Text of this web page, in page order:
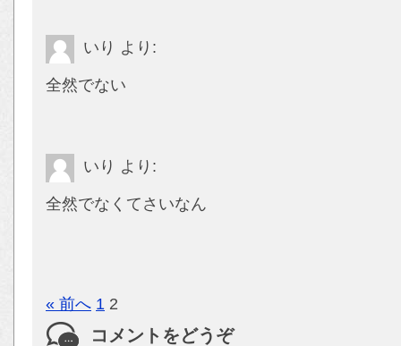
いり より:
全然でない
いり より:
全然でなくてさいなん
« 前へ 1 2
コメントをどうぞ